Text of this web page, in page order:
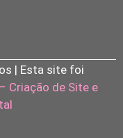
| Esta site foi
Criação de Site e